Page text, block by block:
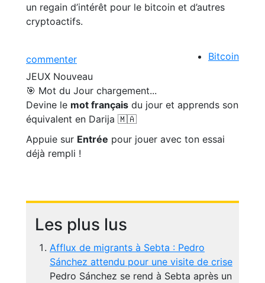
un regain d’intérêt pour le bitcoin et d’autres
cryptoactifs.
commenter
Bitcoin
JEUX Nouveau
🎯 Mot du Jour chargement...
Devine le mot français du jour et apprends son
équivalent en Darija 🇲🇦
Appuie sur Entrée pour jouer avec ton essai
déjà rempli !
Les plus lus
Afflux de migrants à Sebta : Pedro
Sánchez attendu pour une visite de crise
Pedro Sánchez se rend à Sebta après un